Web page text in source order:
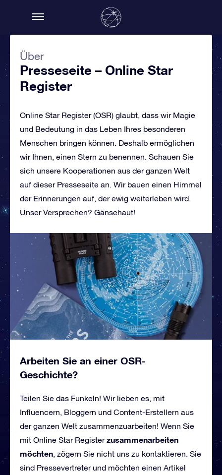
Über
Presseseite – Online Star
Register
Online Star Register (OSR) glaubt, dass wir Magie
und Bedeutung in das Leben Ihres besonderen
Menschen bringen können. Deshalb ermöglichen
wir Ihnen, einen Stern zu benennen. Schauen Sie
sich unsere Kooperationen aus der ganzen Welt
auf dieser Presseseite an. Wir bauen einen Himmel
der Erinnerungen auf, der ewig weiterleben wird.
Unser Versprechen? Gänsehaut!
Arbeiten Sie an einer OSR-
Geschichte?
Teilen Sie das Funkeln! Wir lieben es, mit
Influencern, Bloggern und Content-Erstellern aus
der ganzen Welt zusammenzuarbeiten! Wenn Sie
mit Online Star Registerzusammenarbeiten
möchten, zögern Sie nicht uns zu kontaktieren. Sie
sind Pressevertreter und möchten einen Artikel